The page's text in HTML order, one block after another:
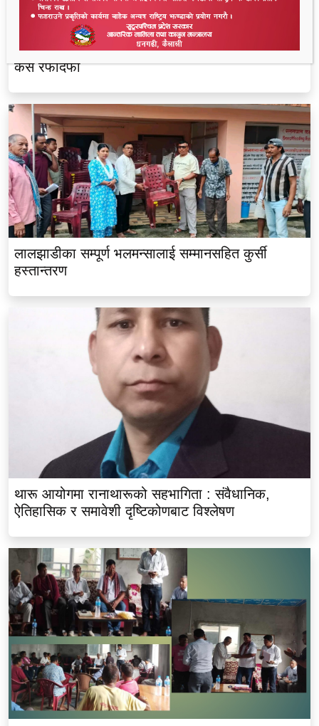
धनगढीको के जी अस्पतालमा मृत्यु प्रकरण: २२ लाखमा
केस रफादफा
लालझाडीका सम्पूर्ण भलमन्सालाई सम्मानसहित कुर्सी
हस्तान्तरण
थारू आयोगमा रानाथारूको सहभागिता : संवैधानिक,
ऐतिहासिक र समावेशी दृष्टिकोणबाट विश्लेषण